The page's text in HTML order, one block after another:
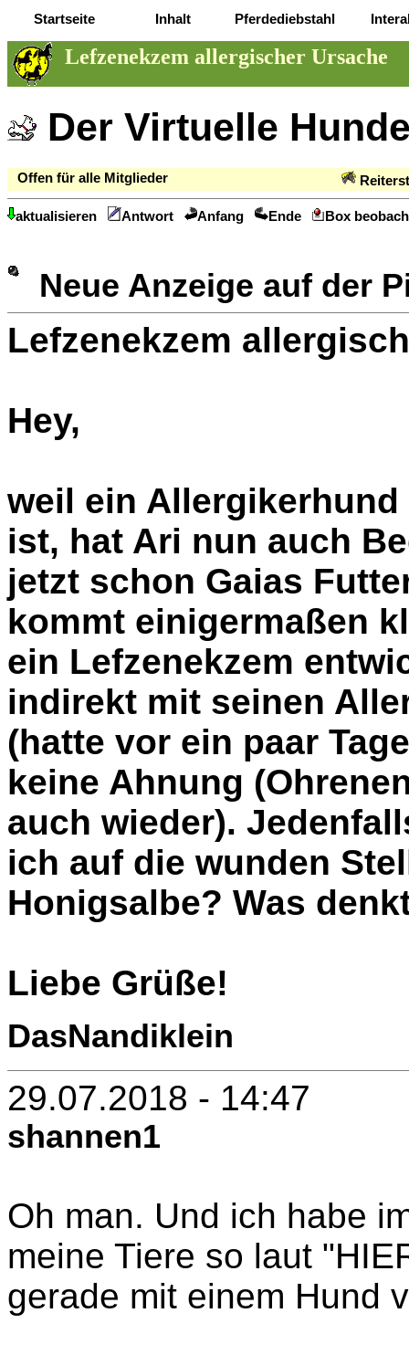
Startseite Inhalt Pferdediebstahl
Lefzenekzem allergischer Ursache
Der Virtuelle
Offen für alle Mitglieder
aktualisieren Antwort Anfang Ende Box
Neue Anzeige auf der
Lefzenekzem
Hey,
weil ein
ist, hat Ari nun auch
jetzt schon Gaias
kommt einigermaßen
ein Lefzenekzem
indirekt mit seinen
(hatte vor ein paar
keine Ahnung
auch wieder).
ich auf die wunden
Honigsalbe? Was
Liebe Grüße!
DasNandiklein
29.07.2018 - 14:47
shannen1
Oh man. Und ich habe
meine Tiere so laut
gerade mit einem Hund